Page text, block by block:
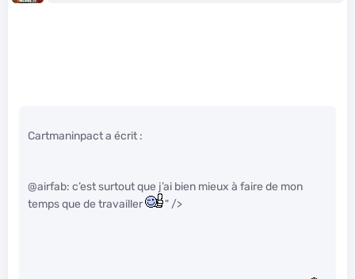
Cartmaninpact a écrit :
@airfab: c’est surtout que j’ai bien mieux à faire de mon
temps que de travailler
" />